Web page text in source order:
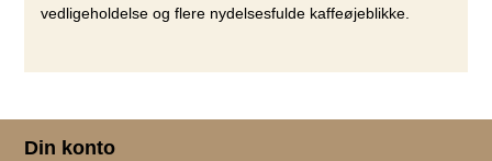
vedligeholdelse og flere nydelsesfulde kaffeøjeblikke.
Din konto